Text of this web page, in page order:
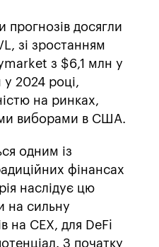
прогнозів досягли
зі зростанням
з $6,1 млн у
2024 році,
на ринках,
виборами в США.
одним із
фінансах
наслідує цю
на сильну
на CEX, для DeFi
З початку